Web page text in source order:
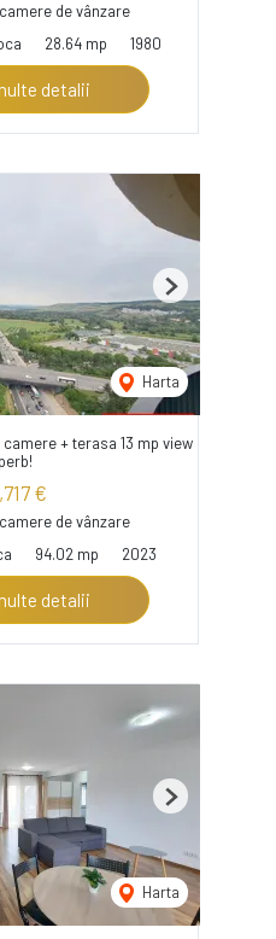
de vânzare
28.64 mp 1980
detalii
Harta
Next
+ terasa 13 mp view
€
de vânzare
94.02 mp 2023
detalii
Harta
Next